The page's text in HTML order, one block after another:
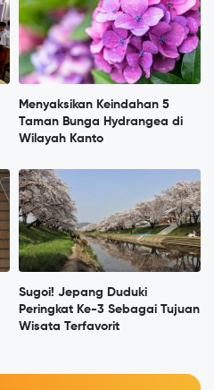
Menyaksikan Keindahan 5
Taman Bunga Hydrangea di
Wilayah Kanto
Sugoi! Jepang Duduki
Peringkat Ke-3 Sebagai Tujuan
Wisata Terfavorit